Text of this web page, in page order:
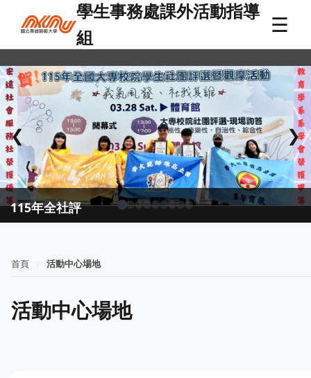
學生事務處課外活動指導
組
☰
115年全社評
❮ ❯
首頁 活動中心場地
活動中心場地